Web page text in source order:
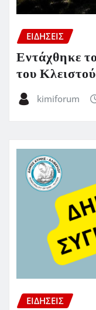
ΕΙΔΗΣΕΙΣ
Εντάχθηκε
του
kimiforum
ΕΙΔΗΣΕΙΣ